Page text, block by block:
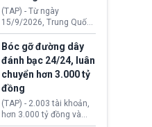
đến ổ dịch Salmonella
khiến ít nhất 110 người
mắc bệnh tại bang
Minnesota.
(TAP) - Từ ngày
15/9/2026, Trung Quốc
áp dụng quy định mới về
quản lý xuất nhập cảnh.
Một hành vi vi phạm giấy
tờ, xuất nhập cảnh trái
phép hay liên quan kiểm
soát công nghệ có thể
khiến công dân Trung
Quốc đối mặt lệnh cấm
xuất cảnh kéo dài tới 3
Bóc gỡ đường dây
đánh bạc 24/24, luân
chuyển hơn 3.000 tỷ
đồng
(TAP) - 2.003 tài khoản,
hơn 3.000 tỷ đồng và